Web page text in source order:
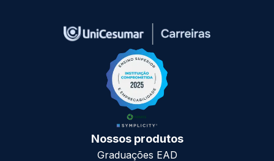
Nossos produtos
Graduações EAD